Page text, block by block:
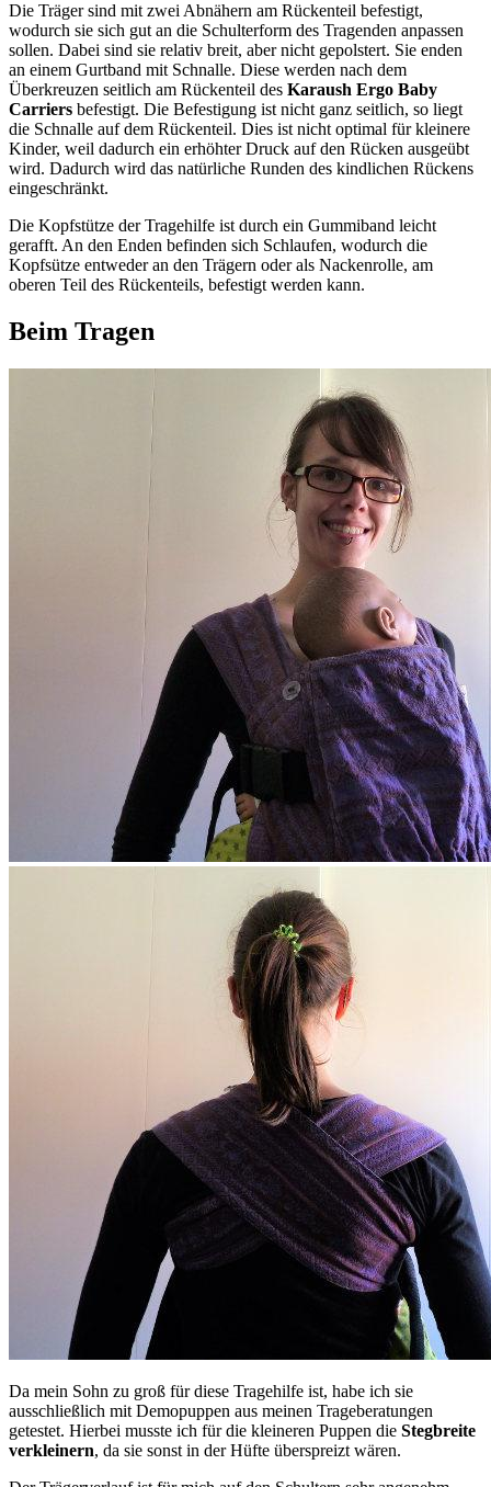
Die Träger sind mit zwei Abnähern am Rückenteil befestigt,
wodurch sie sich gut an die Schulterform des Tragenden anpassen
sollen. Dabei sind sie relativ breit, aber nicht gepolstert. Sie enden
an einem Gurtband mit Schnalle. Diese werden nach dem
Überkreuzen seitlich am Rückenteil des Karaush Ergo Baby
Carriers befestigt. Die Befestigung ist nicht ganz seitlich, so liegt
die Schnalle auf dem Rückenteil. Dies ist nicht optimal für kleinere
Kinder, weil dadurch ein erhöhter Druck auf den Rücken ausgeübt
wird. Dadurch wird das natürliche Runden des kindlichen Rückens
eingeschränkt.
Die Kopfstütze der Tragehilfe ist durch ein Gummiband leicht
gerafft. An den Enden befinden sich Schlaufen, wodurch die
Kopfsütze entweder an den Trägern oder als Nackenrolle, am
oberen Teil des Rückenteils, befestigt werden kann.
Beim Tragen
Da mein Sohn zu groß für diese Tragehilfe ist, habe ich sie
ausschließlich mit Demopuppen aus meinen Trageberatungen
getestet. Hierbei musste ich für die kleineren Puppen die Stegbreite
verkleinern, da sie sonst in der Hüfte überspreizt wären.